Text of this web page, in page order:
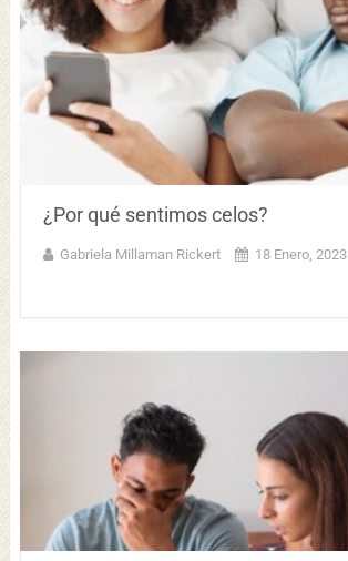
¿Por qué sentimos celos?
Gabriela Millaman Rickert 18 Enero, 2023